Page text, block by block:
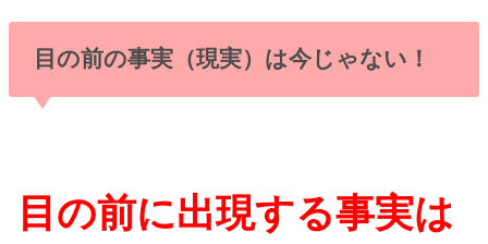
目の前の事実（現実）は今じゃない！
目の前に出現する事実は